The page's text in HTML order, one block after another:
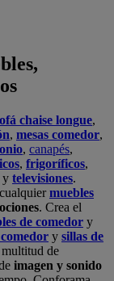
chaise longue,
, mesas comedor,
, canapés,
, frigoríficos,
y televisiones.
muebles
. Crea el
de comedor y
y sillas de
multitud de
imagen y sonido